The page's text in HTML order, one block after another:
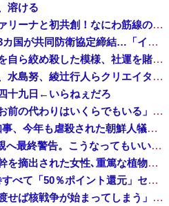
溶ける
【衝撃】南海電鉄がピニンファリーナと初共創！なにわ筋線の新型特急が凄そう
サウジ・パキスタン・トルコ3カ国が共同防衛協定締結…「イスラム版NATO」指摘も！
フジテレビが金の卵を産む鶏を自ら絞め殺した模様、社運を賭けたドル箱コンテンツが御蔵入りになってしまい……他
【朗報】『ヤニねこ』新海誠、水島努、綾辻行人らクリエイターが絶賛ｗｗｗｗｗｗｗｗｗ
十九日←いらねぇだろ
会社「辞めたいなら辞めろ。お前の代わりはいくらでもいる」→結果ｗｗｗｗｗｗｗｗｗ
（ ´_ゝ`）東京新聞「小池都知事、今年も虐殺された朝鮮人犠牲者らを追悼文を送付しない意向。10年連続」
PTA会長「PTA参加拒否した親へ最終警告。こうなってもいい？」
【京都大病院】誤って正常脳幹を摘出された女性､重篤な植物状態だが意識は正常で何かを思考していると判明
『ろくでなしBLUES』全25巻すべて「50％ポイント還元」セール！8,930円分返ってくる！全42巻分収録の文庫版！ヤンキー漫画の頂点！ジャン...
「私達が原爆ドーム前をあけ渡せば核戦争が始まってしまう」と訴える市民団体、それを聞いた被爆3世の人が……